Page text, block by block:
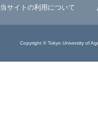
当サイトの利用について
Copyright © Tokyo University of